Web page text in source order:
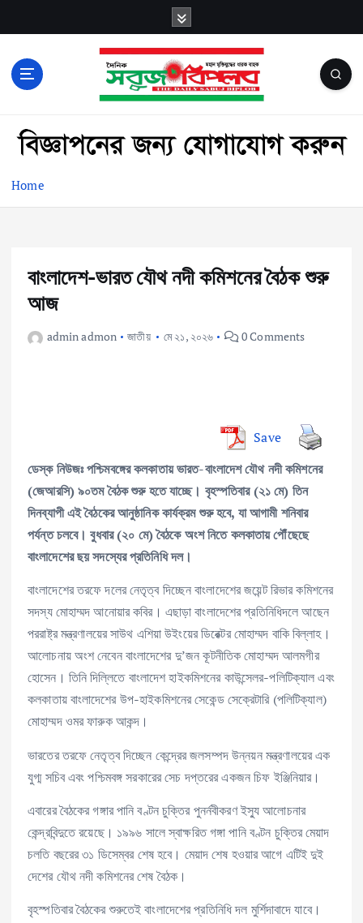
Home
বাংলাদেশ-ভারত যৌথ নদী কমিশনের বৈঠক শুরু
আজ
admin admon জাতীয় মে ২১, ২০২৬ 0 Comments
Save
ডেস্ক নিউজঃ পশ্চিমবঙ্গের কলকাতায় ভারত-বাংলাদেশ যৌথ নদী কমিশনের
(জেআরসি) ৯০তম বৈঠক শুরু হতে যাচ্ছে। বৃহস্পতিবার (২১ মে) তিন
দিনব্যাপী এই বৈঠকের আনুষ্ঠানিক কার্যক্রম শুরু হবে, যা আগামী শনিবার
পর্যন্ত চলবে। বুধবার (২০ মে) বৈঠকে অংশ নিতে কলকাতায় পৌঁছেছে
বাংলাদেশের ছয় সদস্যের প্রতিনিধি দল।
বাংলাদেশের তরফে দলের নেতৃত্ব দিচ্ছেন বাংলাদেশের জয়েন্ট রিভার কমিশনের
সদস্য মোহাম্মদ আনোয়ার কবির। এছাড়া বাংলাদেশের প্রতিনিধিদলে আছেন
পররাষ্ট্র মন্ত্রণালয়ের সাউথ এশিয়া উইংয়ের ডিরেক্টর মোহাম্মদ বাকি বিল্লাহ।
আলোচনায় অংশ নেবেন বাংলাদেশের দু’জন কূটনীতিক মোহাম্মদ আলমগীর
হোসেন। তিনি দিল্লিতে বাংলাদেশ হাইকমিশনের কাউন্সেলর-পলিটিক্যাল এবং
কলকাতায় বাংলাদেশের উপ-হাইকমিশনের সেকেন্ড সেক্রেটারি (পলিটিক্যাল)
মোহাম্মদ ওমর ফারুক আকন্দ।
ভারতের তরফে নেতৃত্ব দিচ্ছেন কেন্দ্রের জলসম্পদ উন্নয়ন মন্ত্রণালয়ের এক
যুগ্ম সচিব এবং পশ্চিমবঙ্গ সরকারের সেচ দপ্তরের একজন চিফ ইঞ্জিনিয়ার।
এবারের বৈঠকের গঙ্গার পানি বণ্টন চুক্তির পুনর্নবীকরণ ইস্যু আলোচনার
কেন্দ্রবিন্দুতে রয়েছে। ১৯৯৬ সালে স্বাক্ষরিত গঙ্গা পানি বণ্টন চুক্তির মেয়াদ
চলতি বছরের ৩১ ডিসেম্বর শেষ হবে। মেয়াদ শেষ হওয়ার আগে এটিই দুই
দেশের যৌথ নদী কমিশনের শেষ বৈঠক।
বৃহস্পতিবার বৈঠকের শুরুতেই বাংলাদেশের প্রতিনিধি দল মুর্শিদাবাদে যাবে।